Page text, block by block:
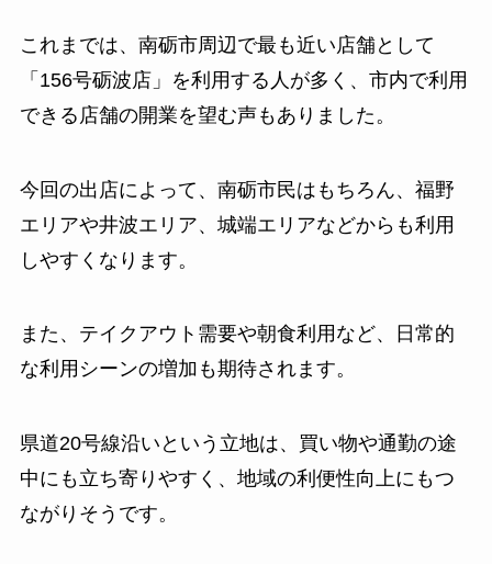
これまでは、南砺市周辺で最も近い店舗として
「156号砺波店」を利用する人が多く、市内で利用
できる店舗の開業を望む声もありました。
今回の出店によって、南砺市民はもちろん、福野
エリアや井波エリア、城端エリアなどからも利用
しやすくなります。
また、テイクアウト需要や朝食利用など、日常的
な利用シーンの増加も期待されます。
県道20号線沿いという立地は、買い物や通勤の途
中にも立ち寄りやすく、地域の利便性向上にもつ
ながりそうです。